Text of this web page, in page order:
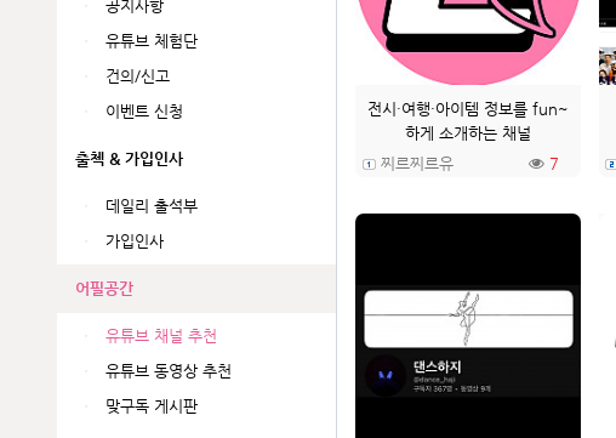
공지사항
유튜브 체험단
건의/신고
이벤트 신청
출첵 & 가입인사
데일리 출석부
가입인사
어필공간
유튜브 채널 추천
유튜브 동영상 추천
맞구독 게시판
전시·여행·아이템 정보를 fun~
하게 소개하는 채널
찌르찌르유
7